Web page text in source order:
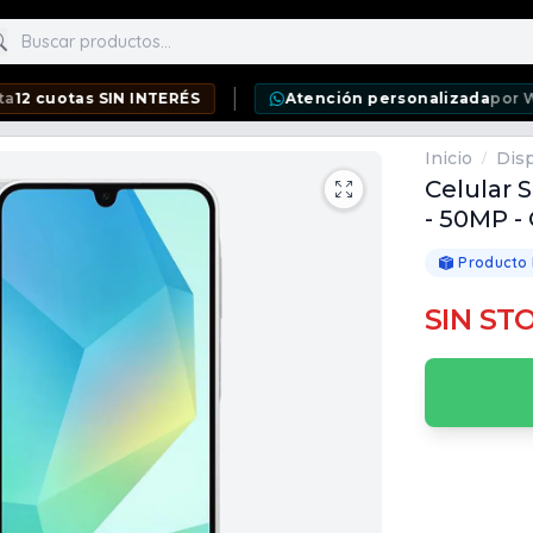
productos
SIN INTERÉS Atención personalizadapor WhatsApp
Inicio /
Celular
- 50MP -
Producto
SIN